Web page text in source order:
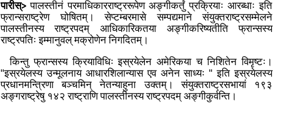
पारीस्>पालस्तीनं परमाधिकारराष्ट्ररूपेण अङ्गीकर्तुं प्रक्रियाः आरब्धाः इति
फ्रान्सराष्ट्रेण घोषितम्। सेप्टम्बरमासे सम्पद्यमाने संयुक्तराष्ट्रसम्मेलने
पालस्तीनस्य राष्ट्रपदम् आधिकारिकतया अङ्गीकरिष्यतीति फ्रान्सस्य
राष्ट्रपतिः इम्मानुवल् मक्रोणेन निगदितम्।
किन्तु फ्रान्सस्य क्रियाविधिः इस्रयेलेन अमेरिकया च निशितेन विमृष्टः।
"इस्रयेलस्य उन्मूलनाय आधारशिलान्यास एव अनेन साध्यः " इति इस्रयेलस्य
प्रधानमन्त्रिणा बञ्चमिन् नेतन्याहुना उक्तम्। संयुक्तराष्ट्रसभायां १९३
अङ्गराष्ट्रेषु १४२ राष्ट्राणि पालस्तीनस्य राष्ट्रपदम् अङ्गीकुर्वन्ति।